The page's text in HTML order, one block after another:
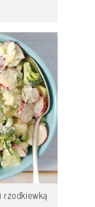
rzodkiewką